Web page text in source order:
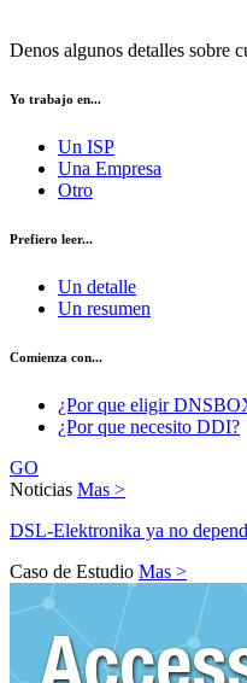
Denos algunos detalles sobre
Yo trabajo en...
Un ISP
Una Empresa
Otro
Prefiero leer...
Un detalle
Un resumen
Comienza con...
¿Por que eligir
¿Por que necesito DDI?
GO
Noticias Mas >
DSL-Elektronika ya no
Caso de Estudio Mas >